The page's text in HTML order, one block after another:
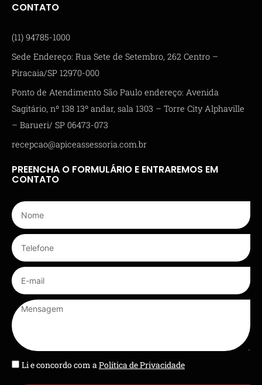
CONTATO
(11) 94785-1000
Sede Endereço: Rua Sete de Setembro, 262 Centro –
Piracaia/SP 12970-000
Ponto de Atendimento São Paulo endereço: Avenida
Sagitário, nº 138 13º andar, sala 1303 – Torre City Alphaville
– Barueri/ SP 06473-073
recepcao@apiceassessoria.com.br
PREENCHA O FORMULÁRIO E ENTRAREMOS EM
CONTATO
Li e concordo com aPolítica de Privacidade